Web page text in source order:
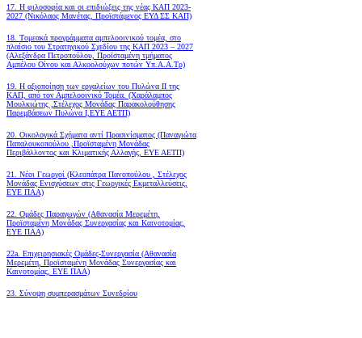
17. Η φιλοσοφία και οι επιδιώξεις της νέας ΚΑΠ 2023-
2027 (Νικόλαος Μανέτας, Προϊστάμενος ΕΥΔ ΣΣ ΚΑΠ)
18. Tομεακά προγράμματα αμπελοοινικού τομέα, στο
πλαίσιο του Στρατηγικού Σχεδίου της ΚΑΠ 2023 – 2027
(Αλεξάνδρα Πετροπούλου, Προϊσταμένη τμήματος
Αμπέλου Οίνου και Αλκοολούχων ποτών Υπ.Α.Α.Τρ)
19. Η αξιοποίηση των εργαλείων του Πυλώνα ΙΙ της
ΚΑΠ, από τον Αμπελοοινικό Τομέα. (Χαράλαμπος
Μουλκιώτης ,Στέλεχος Μονάδας Παρακολούθησης
Παρεμβάσεων Πυλώνα Ι,ΕΥΕ ΑΕΤΠ)
20. Οικολογικά Σχήματα αντί Πρασινίσματος (Παναγιώτα
Παπαλουκοπούλου ,Προϊσταμένη Μονάδας
Περιβάλλοντος και Κλιματικής Αλλαγής, ΕΥΕ ΑΕΤΠ)
21. Νέοι Γεωργοί (Κλεοπάτρα Πανοπούλου , Στέλεχος
Μονάδας Ενισχύσεων στις Γεωργικές Εκμεταλλεύσεις,
ΕΥΕ ΠΑΑ)
22. Ομάδες Παραγωγών (Αθανασία Μερεμέτη,
Προϊσταμένη Μονάδας Συνεργασίας και Καινοτομίας,
ΕΥΕ ΠΑΑ)
22a. Επιχειρησιακές Ομάδες-Συνεργασία (Αθανασία
Μερεμέτη, Προϊσταμένη Μονάδας Συνεργασίας και
Καινοτομίας, ΕΥΕ ΠΑΑ)
23. Σύνοψη συμπερασμάτων Συνεδρίου